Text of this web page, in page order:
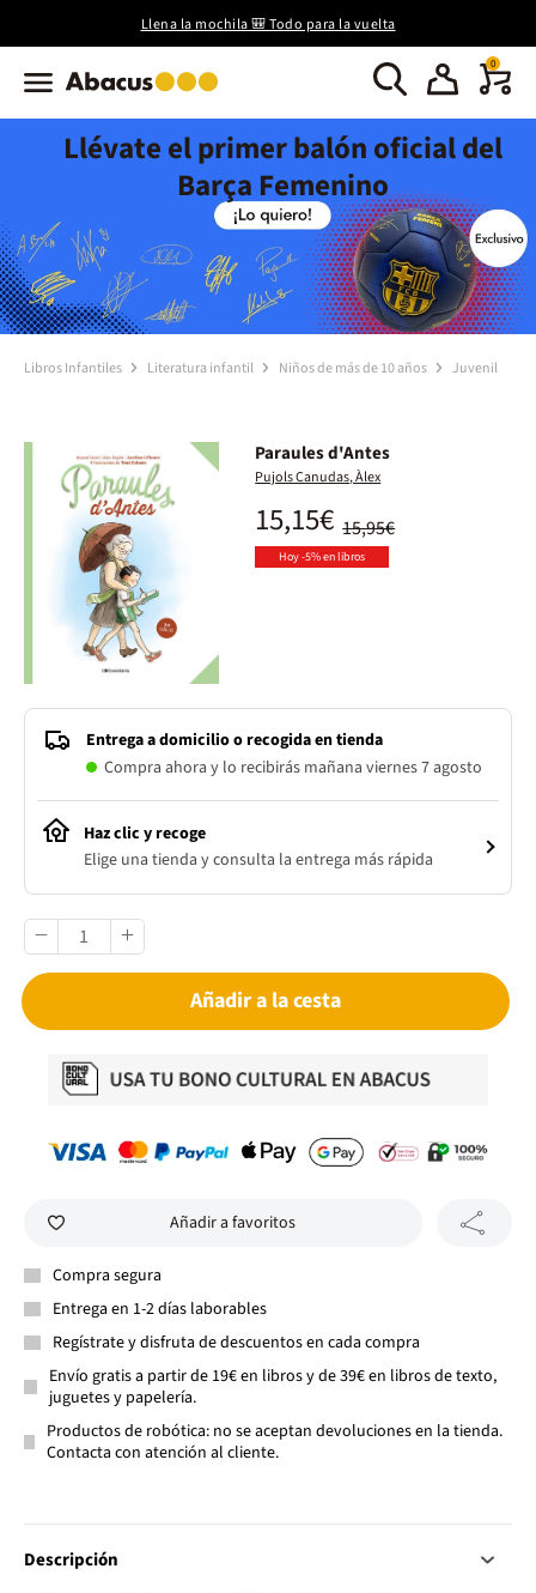
Llena la mochila 🎒 Todo para la vuelta
0
Llévate el primer balón oficial del
Barça Femenino
Libros Infantiles Literatura infantil Niños de más de 10 años Juvenil
Paraules d'Antes
Pujols Canudas, Àlex
15,95€
15,15€
Hoy -5% en libros
Entrega a domicilio o recogida en tienda
Compra ahora y lo recibirás mañana viernes 7 agosto
Haz clic y recoge
Elige una tienda y consulta la entrega más rápida
Añadir a la cesta
Añadir a favoritos
Compra segura
Entrega en 1-2 días laborables
Regístrate y disfruta de descuentos en cada compra
Envío gratis a partir de 19€ en libros y de 39€ en libros de texto,
juguetes y papelería.
Productos de robótica: no se aceptan devoluciones en la tienda.
Contacta con atención al cliente.
Descripción